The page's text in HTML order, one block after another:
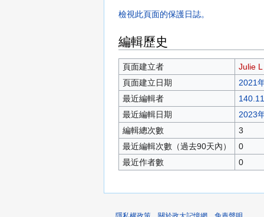
檢視此頁面的保護日誌。
編輯歷史
頁面建立者 Julie L
頁面建立日期
2021
最近編輯者
最近編輯日期
2023
編輯總次數
3
最近編輯次數（過去90天內）
0
最近作者數
0